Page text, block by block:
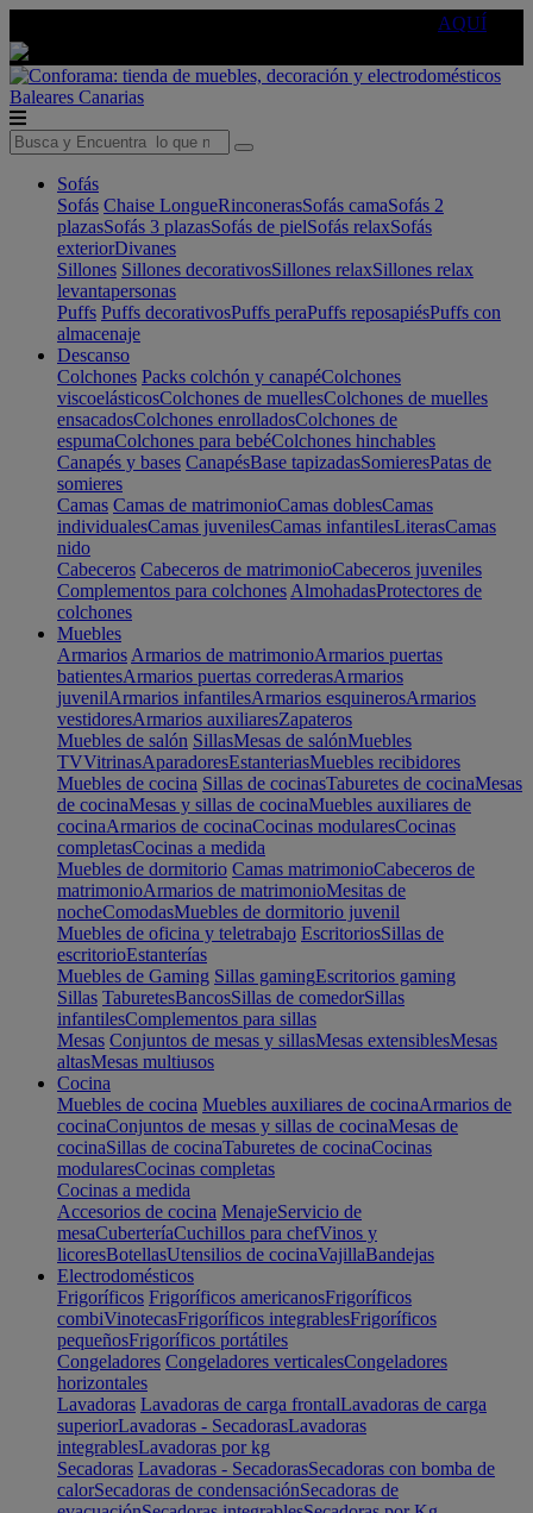
AQUÍ
Baleares Canarias
Sofás
Sofás Chaise LongueRinconerasSofás camaSofás 2
plazasSofás 3 plazasSofás de pielSofás relaxSofás
exteriorDivanes
Sillones Sillones decorativosSillones relaxSillones relax
levantapersonas
Puffs Puffs decorativosPuffs peraPuffs reposapiésPuffs con
almacenaje
Descanso
Colchones Packs colchón y canapéColchones
viscoelásticosColchones de muellesColchones de muelles
ensacadosColchones enrolladosColchones de
espumaColchones para bebéColchones hinchables
Canapés y bases CanapésBase tapizadasSomieresPatas de
somieres
Camas Camas de matrimonioCamas doblesCamas
individualesCamas juvenilesCamas infantilesLiterasCamas
nido
Cabeceros Cabeceros de matrimonioCabeceros juveniles
Complementos para colchones AlmohadasProtectores de
colchones
Muebles
Armarios Armarios de matrimonioArmarios puertas
batientesArmarios puertas correderasArmarios
juvenilArmarios infantilesArmarios esquinerosArmarios
vestidoresArmarios auxiliaresZapateros
Muebles de salón SillasMesas de salónMuebles
TVVitrinasAparadoresEstanteriasMuebles recibidores
Muebles de cocina Sillas de cocinasTaburetes de cocinaMesas
de cocinaMesas y sillas de cocinaMuebles auxiliares de
cocinaArmarios de cocinaCocinas modularesCocinas
completasCocinas a medida
Muebles de dormitorio Camas matrimonioCabeceros de
matrimonioArmarios de matrimonioMesitas de
nocheComodasMuebles de dormitorio juvenil
Muebles de oficina y teletrabajo EscritoriosSillas de
escritorioEstanterías
Muebles de Gaming Sillas gamingEscritorios gaming
Sillas TaburetesBancosSillas de comedorSillas
infantilesComplementos para sillas
Mesas Conjuntos de mesas y sillasMesas extensiblesMesas
altasMesas multiusos
Cocina
Muebles de cocina Muebles auxiliares de cocinaArmarios de
cocinaConjuntos de mesas y sillas de cocinaMesas de
cocinaSillas de cocinaTaburetes de cocinaCocinas
modularesCocinas completas
Cocinas a medida
Accesorios de cocina MenajeServicio de
mesaCuberteríaCuchillos para chefVinos y
licoresBotellasUtensilios de cocinaVajillaBandejas
Electrodomésticos
Frigoríficos Frigoríficos americanosFrigoríficos
combiVinotecasFrigoríficos integrablesFrigoríficos
pequeñosFrigoríficos portátiles
Congeladores Congeladores verticalesCongeladores
horizontales
Lavadoras Lavadoras de carga frontalLavadoras de carga
superiorLavadoras - SecadorasLavadoras
integrablesLavadoras por kg
Secadoras Lavadoras - SecadorasSecadoras con bomba de
calorSecadoras de condensaciónSecadoras de